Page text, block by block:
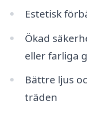
Estetisk
Ökad
eller farliga
Bättre ljus
träden